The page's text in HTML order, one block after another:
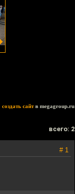
создать сайтв megagroup.ru
всего: 2
# 1